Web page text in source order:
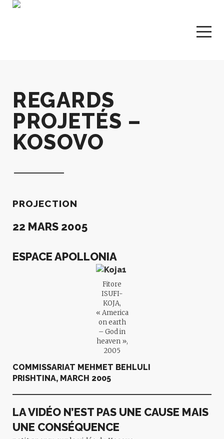
REGARDS
PROJETÉS –
KOSOVO
PROJECTION
22 MARS 2005
ESPACE APOLLONIA
Fitore
ISUFI-
KOJA,
« America
on earth
– God in
heaven »,
2005
COMMISSARIAT MEHMET BEHLULI
PRISHTINA, MARCH 2005
LA VIDÉO N’EST PAS UNE CAUSE MAIS
UNE CONSÉQUENCE